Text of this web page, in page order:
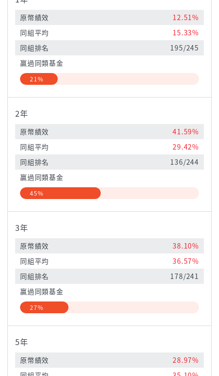
原幣績效
12.51%
同組平均
15.33%
同組排名
195/245
贏過同類基金
21%
2年
原幣績效
41.59%
同組平均
29.42%
同組排名
136/244
贏過同類基金
45%
3年
原幣績效
38.10%
同組平均
36.57%
同組排名
178/241
贏過同類基金
27%
5年
原幣績效
28.97%